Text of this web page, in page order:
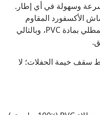
وسهولة في أي إطار.
الأكسفورد المقاوم
للأشعة فوق البنفسجية والطقس والمطلي بمادة PVC، وبالتالي
سقف خيمة الحفلات؛ لا